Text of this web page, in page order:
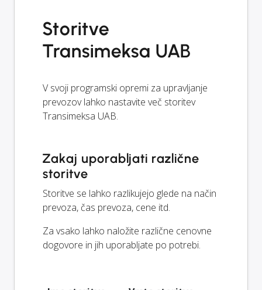
Storitve
Transimeksa UAB
V svoji programski opremi za upravljanje
prevozov lahko nastavite več storitev
Transimeksa UAB.
Zakaj uporabljati različne
storitve
Storitve se lahko razlikujejo glede na način
prevoza, čas prevoza, cene itd.
Za vsako lahko naložite različne cenovne
dogovore in jih uporabljate po potrebi.